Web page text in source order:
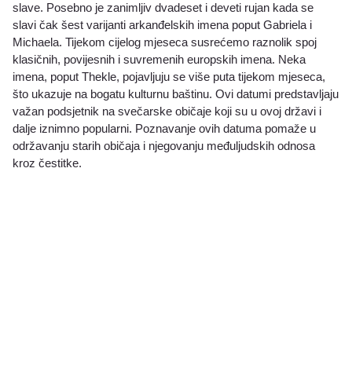
slave. Posebno je zanimljiv dvadeset i deveti rujan kada se
slavi čak šest varijanti arkanđelskih imena poput Gabriela i
Michaela. Tijekom cijelog mjeseca susrećemo raznolik spoj
klasičnih, povijesnih i suvremenih europskih imena. Neka
imena, poput Thekle, pojavljuju se više puta tijekom mjeseca,
što ukazuje na bogatu kulturnu baštinu. Ovi datumi predstavljaju
važan podsjetnik na svečarske običaje koji su u ovoj državi i
dalje iznimno popularni. Poznavanje ovih datuma pomaže u
održavanju starih običaja i njegovanju međuljudskih odnosa
kroz čestitke.